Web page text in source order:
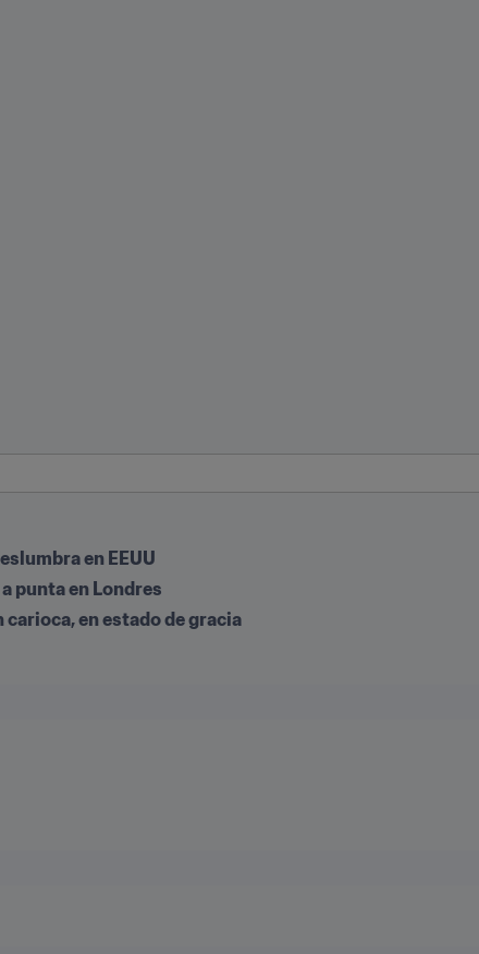
en EEUU
punta en Londres
en estado de gracia